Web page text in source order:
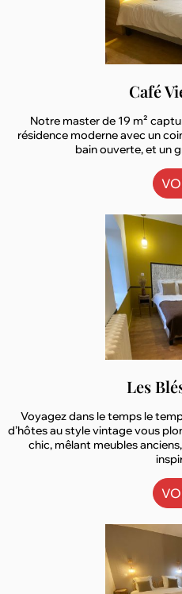
Café
Notre master de 19 m²
résidence moderne avec un
bain ouverte, et un
Les
Voyagez dans le temps le
d’hôtes au style vintage vous
chic, mêlant meubles